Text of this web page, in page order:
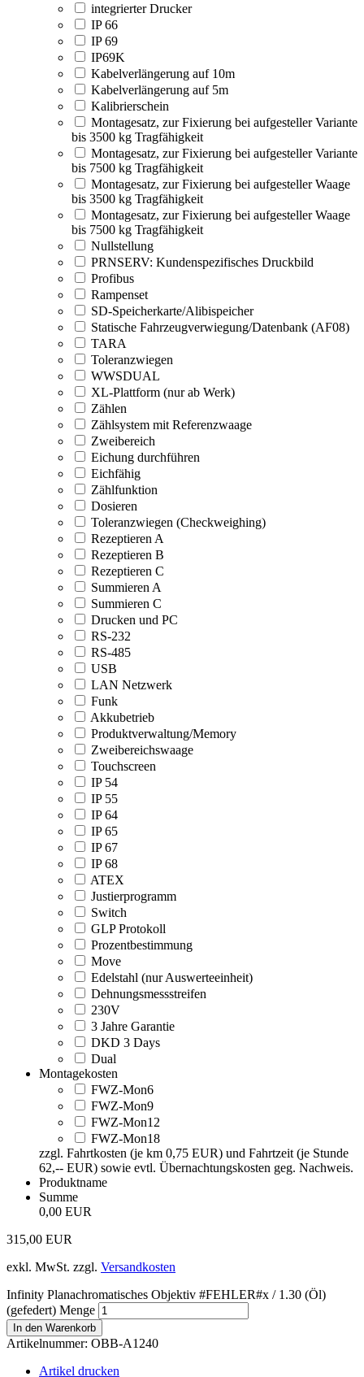
integrierter Drucker
IP 66
IP 69
IP69K
Kabelverlängerung auf 10m
Kabelverlängerung auf 5m
Kalibrierschein
Montagesatz, zur Fixierung bei aufgesteller Variante
bis 3500 kg Tragfähigkeit
Montagesatz, zur Fixierung bei aufgesteller Variante
bis 7500 kg Tragfähigkeit
Montagesatz, zur Fixierung bei aufgesteller Waage
bis 3500 kg Tragfähigkeit
Montagesatz, zur Fixierung bei aufgesteller Waage
bis 7500 kg Tragfähigkeit
Nullstellung
PRNSERV: Kundenspezifisches Druckbild
Profibus
Rampenset
SD-Speicherkarte/Alibispeicher
Statische Fahrzeugverwiegung/Datenbank (AF08)
TARA
Toleranzwiegen
WWSDUAL
XL-Plattform (nur ab Werk)
Zählen
Zählsystem mit Referenzwaage
Zweibereich
Eichung durchführen
Eichfähig
Zählfunktion
Dosieren
Toleranzwiegen (Checkweighing)
Rezeptieren A
Rezeptieren B
Rezeptieren C
Summieren A
Summieren C
Drucken und PC
RS-232
RS-485
USB
LAN Netzwerk
Funk
Akkubetrieb
Produktverwaltung/Memory
Zweibereichswaage
Touchscreen
IP 54
IP 55
IP 64
IP 65
IP 67
IP 68
ATEX
Justierprogramm
Switch
GLP Protokoll
Prozentbestimmung
Move
Edelstahl (nur Auswerteeinheit)
Dehnungsmessstreifen
230V
3 Jahre Garantie
DKD 3 Days
Dual
Montagekosten
FWZ-Mon6
FWZ-Mon9
FWZ-Mon12
FWZ-Mon18
zzgl. Fahrtkosten (je km 0,75 EUR) und Fahrtzeit (je Stunde
62,-- EUR) sowie evtl. Übernachtungskosten geg. Nachweis.
Produktname
Summe
0,00 EUR
315,00 EUR
exkl. MwSt. zzgl. Versandkosten
Infinity Planachromatisches Objektiv #FEHLER#x / 1.30 (Öl)
(gefedert) Menge
In den Warenkorb
Artikelnummer: OBB-A1240
Artikel drucken